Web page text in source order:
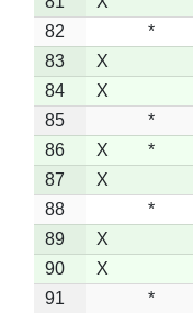
82
*
83
X
84
X
85
*
86
X *
87
X
88
*
89
X
90
X
91
*